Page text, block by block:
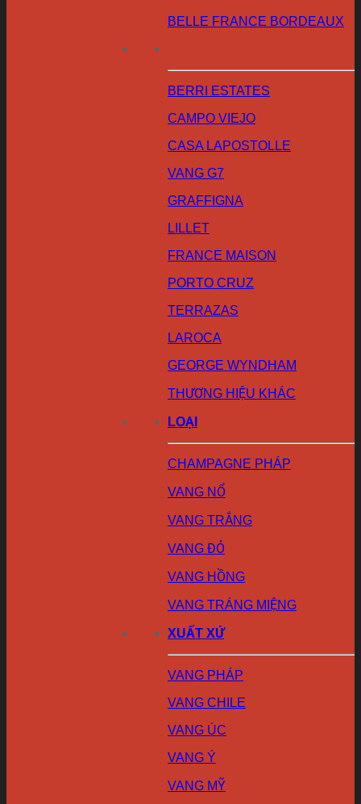
BELLE FRANCE BORDEAUX
BERRI ESTATES
CAMPO VIEJO
CASA LAPOSTOLLE
VANG G7
GRAFFIGNA
LILLET
FRANCE MAISON
PORTO CRUZ
TERRAZAS
LAROCA
GEORGE WYNDHAM
THƯƠNG HIỆU KHÁC
LOẠI
CHAMPAGNE PHÁP
VANG NỔ
VANG TRẮNG
VANG ĐỎ
VANG HỒNG
VANG TRÁNG MIỆNG
XUẤT XỨ
VANG PHÁP
VANG CHILE
VANG ÚC
VANG Ý
VANG MỸ